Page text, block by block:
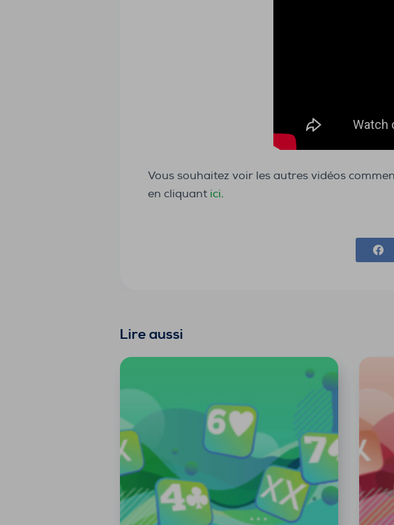
Vous souhaitez voir les autres vidéos
en cliquant ici.
Lire aussi